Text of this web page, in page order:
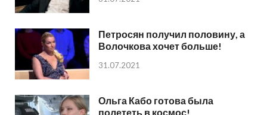
Петросян получил половину, а
Волочкова хочет больше!
31.07.2021
Ольга Кабо готова была
полететь в космос!